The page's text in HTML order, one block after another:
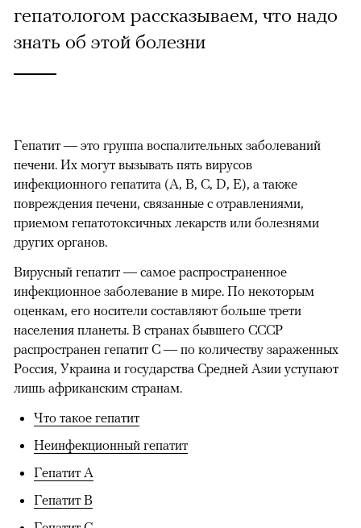
гепатологом рассказываем, что надо
знать об этой болезни
Гепатит — это группа воспалительных заболеваний
печени. Их могут вызывать пять вирусов
инфекционного гепатита (A, B, C, D, E), а также
повреждения печени, связанные с отравлениями,
приемом гепатотоксичных лекарств или болезнями
других органов.
Вирусный гепатит — самое распространенное
инфекционное заболевание в мире. По некоторым
оценкам, его носители составляют больше трети
населения планеты. В странах бывшего СССР
распространен гепатит C — по количеству зараженных
Россия, Украина и государства Средней Азии уступают
лишь африканским странам.
Что такое гепатит
Неинфекционный гепатит
Гепатит A
Гепатит B